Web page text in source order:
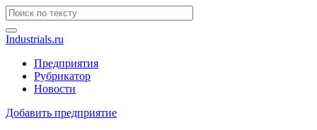
Industrials.ru
Предприятия
Рубрикатор
Новости
Добавить предприятие